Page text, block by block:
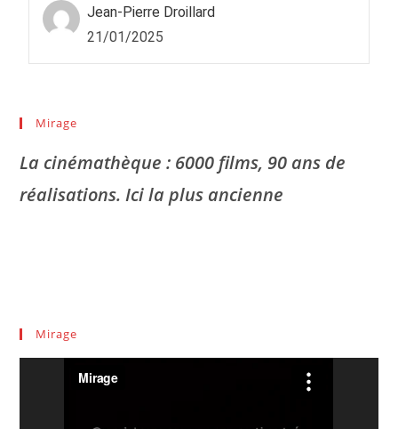
Jean-Pierre Droillard
21/01/2025
Mirage
La cinémathèque : 6000 films, 90 ans de
réalisations. Ici la plus ancienne
Mirage
Lecteur